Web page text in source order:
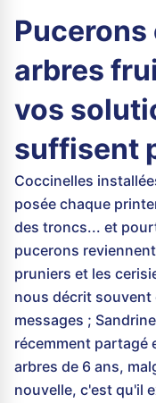
arbres
vos
suffisent
Coccinelles
posée chaque
des troncs... et
pucerons
pruniers et les
nous décrit souvent
messages ;
récemment partagé
arbres de 6 ans,
nouvelle, c'est qu'il